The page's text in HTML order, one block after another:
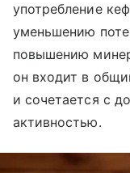
употребление
уменьшению
повышению
он входит в
и сочетается с
активностью.